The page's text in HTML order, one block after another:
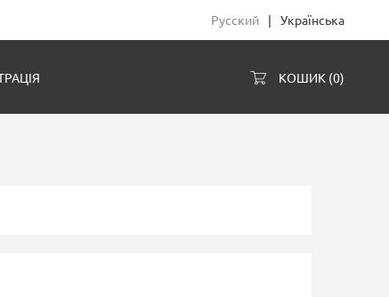
Русский | Українська
КОШИК (0)